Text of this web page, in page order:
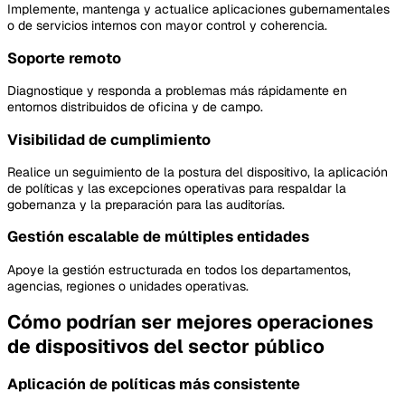
Implemente, mantenga y actualice aplicaciones gubernamentales
o de servicios internos con mayor control y coherencia.
Soporte remoto
Diagnostique y responda a problemas más rápidamente en
entornos distribuidos de oficina y de campo.
Visibilidad de cumplimiento
Realice un seguimiento de la postura del dispositivo, la aplicación
de políticas y las excepciones operativas para respaldar la
gobernanza y la preparación para las auditorías.
Gestión escalable de múltiples entidades
Apoye la gestión estructurada en todos los departamentos,
agencias, regiones o unidades operativas.
Cómo podrían ser mejores operaciones
de dispositivos del sector público
Aplicación de políticas más consistente